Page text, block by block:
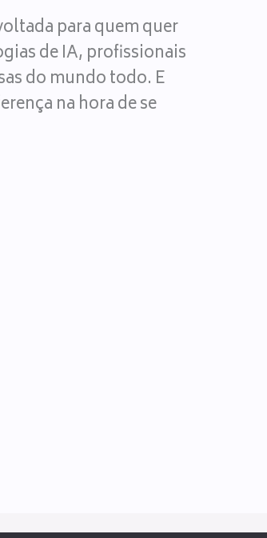
para quem quer
de IA, profissionais
do mundo todo. E
na hora de se